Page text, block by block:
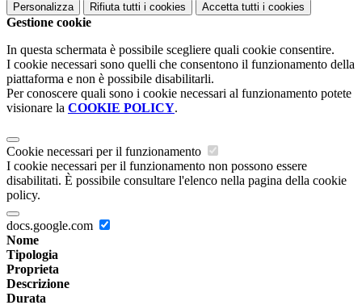
Personalizza Rifiuta tutti i cookies Accetta tutti i cookies
Gestione cookie
In questa schermata è possibile scegliere quali cookie consentire.
I cookie necessari sono quelli che consentono il funzionamento della
piattaforma e non è possibile disabilitarli.
Per conoscere quali sono i cookie necessari al funzionamento potete
visionare la COOKIE POLICY.
Cookie necessari per il funzionamento
I cookie necessari per il funzionamento non possono essere
disabilitati. È possibile consultare l'elenco nella pagina della cookie
policy.
docs.google.com
Nome
Tipologia
Proprieta
Descrizione
Durata